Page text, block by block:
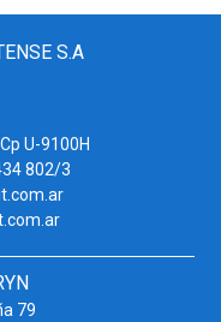
S.A
U-9100H
802/3
79